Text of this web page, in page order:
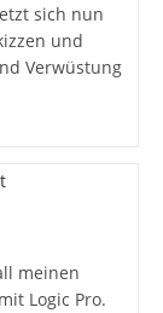
sich nun
und
Verwüstung
meinen
Logic Pro.